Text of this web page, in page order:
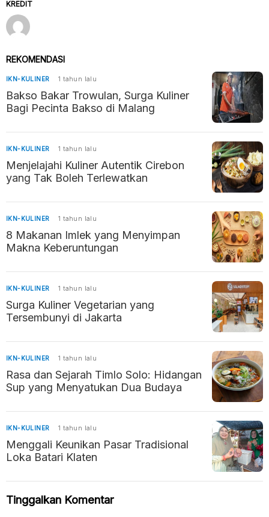
KREDIT
REKOMENDASI
IKN-KULINER 1 tahun lalu
Bakso Bakar Trowulan, Surga Kuliner
Bagi Pecinta Bakso di Malang
IKN-KULINER 1 tahun lalu
Menjelajahi Kuliner Autentik Cirebon
yang Tak Boleh Terlewatkan
IKN-KULINER 1 tahun lalu
8 Makanan Imlek yang Menyimpan
Makna Keberuntungan
IKN-KULINER 1 tahun lalu
Surga Kuliner Vegetarian yang
Tersembunyi di Jakarta
IKN-KULINER 1 tahun lalu
Rasa dan Sejarah Timlo Solo: Hidangan
Sup yang Menyatukan Dua Budaya
IKN-KULINER 1 tahun lalu
Menggali Keunikan Pasar Tradisional
Loka Batari Klaten
Tinggalkan Komentar